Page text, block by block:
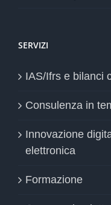
SERVIZI
IAS/Ifrs e bilanci
Consulenza in
Innovazione
elettronica
Formazione